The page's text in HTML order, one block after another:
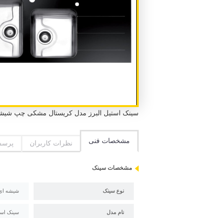
سینک استیل البرز مدل کریستال مشکی چپ شیشه ای توکار 2 لگن 1 سینی طول 123
مشخصات فنی نظرات کاربران
مشخصات سینک
نوع سینک شیشه
نام مدل سینک